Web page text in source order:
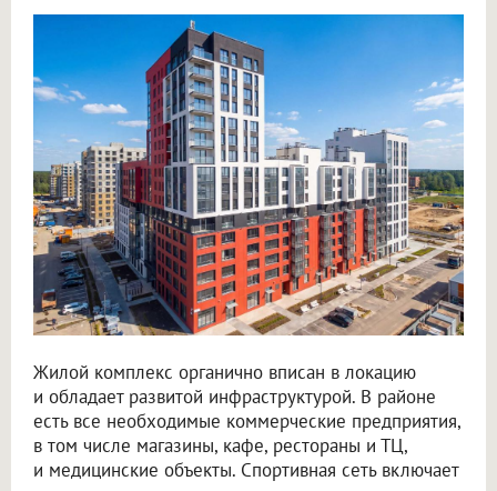
Жилой комплекс органично вписан в локацию
и обладает развитой инфраструктурой. В районе
есть все необходимые коммерческие предприятия,
в том числе магазины, кафе, рестораны и ТЦ,
и медицинские объекты. Спортивная сеть включает